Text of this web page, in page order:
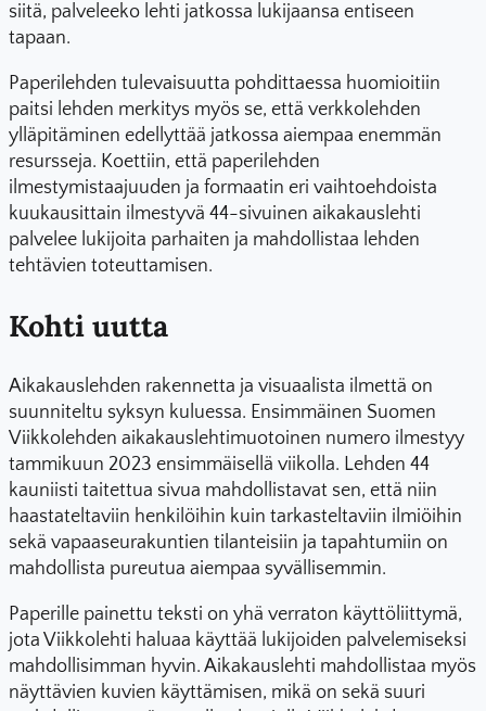
siitä, palveleeko lehti jatkossa lukijaansa entiseen
tapaan.
Paperilehden tulevaisuutta pohdittaessa huomioitiin
paitsi lehden merkitys myös se, että verkkolehden
ylläpitäminen edellyttää jatkossa aiempaa enemmän
resursseja. Koettiin, että paperilehden
ilmestymistaajuuden ja formaatin eri vaihtoehdoista
kuukausittain ilmestyvä 44-sivuinen aikakauslehti
palvelee lukijoita parhaiten ja mahdollistaa lehden
tehtävien toteuttamisen.
Kohti uutta
Aikakauslehden rakennetta ja visuaalista ilmettä on
suunniteltu syksyn kuluessa. Ensimmäinen Suomen
Viikkolehden aikakauslehtimuotoinen numero ilmestyy
tammikuun 2023 ensimmäisellä viikolla. Lehden 44
kauniisti taitettua sivua mahdollistavat sen, että niin
haastateltaviin henkilöihin kuin tarkasteltaviin ilmiöihin
sekä vapaaseurakuntien tilanteisiin ja tapahtumiin on
mahdollista pureutua aiempaa syvällisemmin.
Paperille painettu teksti on yhä verraton käyttöliittymä,
jota Viikkolehti haluaa käyttää lukijoiden palvelemiseksi
mahdollisimman hyvin. Aikakauslehti mahdollistaa myös
näyttävien kuvien käyttämisen, mikä on sekä suuri